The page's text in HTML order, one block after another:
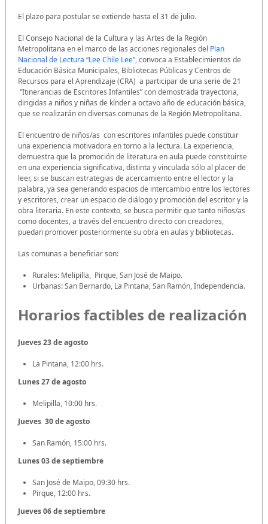
El plazo para postular se extiende hasta el 31 de julio.
El Consejo Nacional de la Cultura y las Artes de la Región
Metropolitana en el marco de las acciones regionales del Plan
Nacional de Lectura “Lee Chile Lee”, convoca a Establecimientos de
Educación Básica Municipales, Bibliotecas Públicas y Centros de
Recursos para el Aprendizaje (CRA) a participar de una serie de 21
“Itinerancias de Escritores Infantiles” con demostrada trayectoria,
dirigidas a niños y niñas de kínder a octavo año de educación básica,
que se realizarán en diversas comunas de la Región Metropolitana.
El encuentro de niños/as con escritores infantiles puede constituir
una experiencia motivadora en torno a la lectura. La experiencia,
demuestra que la promoción de literatura en aula puede constituirse
en una experiencia significativa, distinta y vinculada sólo al placer de
leer, si se buscan estrategias de acercamiento entre el lector y la
palabra, ya sea generando espacios de intercambio entre los lectores
y escritores, crear un espacio de diálogo y promoción del escritor y la
obra literaria. En este contexto, se busca permitir que tanto niños/as
como docentes, a través del encuentro directo con creadores,
puedan promover posteriormente su obra en aulas y bibliotecas.
Las comunas a beneficiar son:
Rurales: Melipilla, Pirque, San José de Maipo.
Urbanas: San Bernardo, La Pintana, San Ramón, Independencia.
Horarios factibles de realización
Jueves 23 de agosto
La Pintana, 12:00 hrs.
Lunes 27 de agosto
Melipilla, 10:00 hrs.
Jueves 30 de agosto
San Ramón, 15:00 hrs.
Lunes 03 de septiembre
San José de Maipo, 09:30 hrs.
Pirque, 12:00 hrs.
Jueves 06 de septiembre